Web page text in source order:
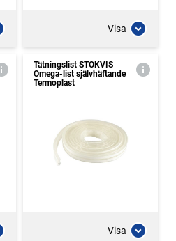
Visa
Tätningslist STOKVIS
Omega-list självhäftande
Termoplast
Visa